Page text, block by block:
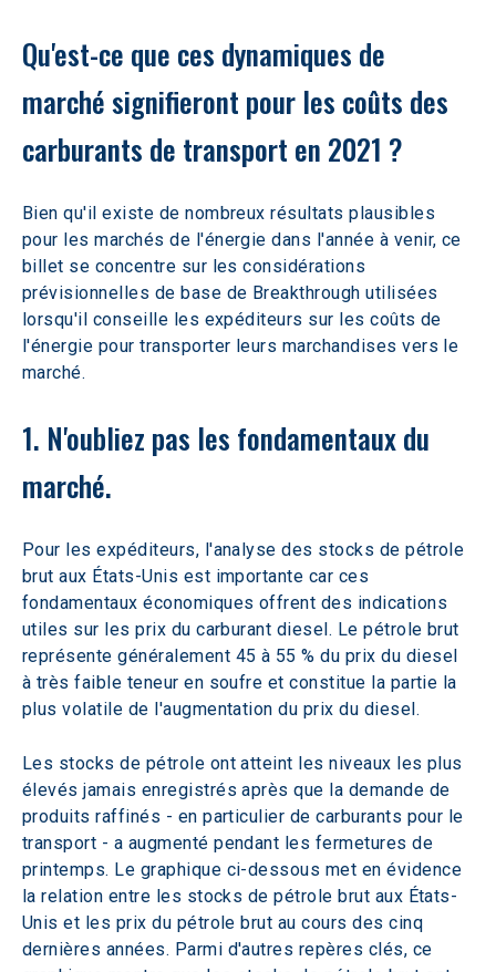
Qu'est-ce que ces dynamiques de
marché signifieront pour les coûts des
carburants de transport en 2021 ?
Bien qu'il existe de nombreux résultats plausibles
pour les marchés de l'énergie dans l'année à venir, ce
billet se concentre sur les considérations
prévisionnelles de base de Breakthrough utilisées
lorsqu'il conseille les expéditeurs sur les coûts de
l'énergie pour transporter leurs marchandises vers le
marché.
1. N'oubliez pas les fondamentaux du
marché.
Pour les expéditeurs, l'analyse des stocks de pétrole
brut aux États-Unis est importante car ces
fondamentaux économiques offrent des indications
utiles sur les prix du carburant diesel. Le pétrole brut
représente généralement 45 à 55 % du prix du diesel
à très faible teneur en soufre et constitue la partie la
plus volatile de l'augmentation du prix du diesel.
Les stocks de pétrole ont atteint les niveaux les plus
élevés jamais enregistrés après que la demande de
produits raffinés - en particulier de carburants pour le
transport - a augmenté pendant les fermetures de
printemps. Le graphique ci-dessous met en évidence
la relation entre les stocks de pétrole brut aux États-
Unis et les prix du pétrole brut au cours des cinq
dernières années. Parmi d'autres repères clés, ce